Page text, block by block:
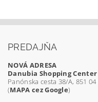
PREDAJŇA
NOVÁ ADRESA
Danubia Shopping Center
Panónska cesta 38/A, 851
(MAPA cez Google)